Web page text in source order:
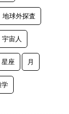
地球外探査
宇宙人
星座 月
学